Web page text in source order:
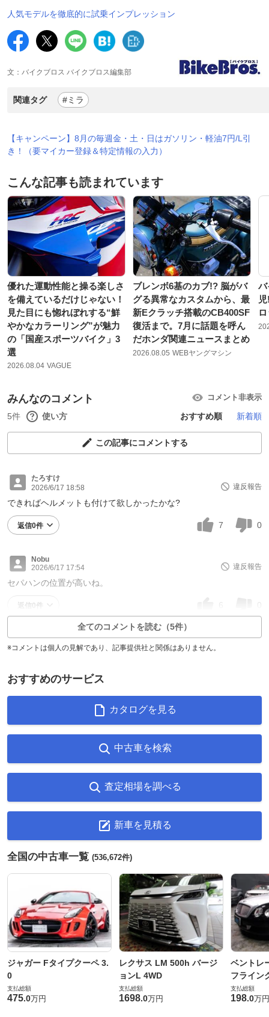
人気モデルを徹底的に試乗インプレッション
文：バイクブロス バイクブロス編集部
関連タグ #ミラ
【キャンペーン】8月の毎週金・土・日はガソリン・軽油7円/L引
き！（要マイカー登録＆特定情報の入力）
こんな記事も読まれています
優れた運動性能と操る楽しさ
を備えているだけじゃない！
見た目にも惚れぼれする“鮮
やかなカラーリング”が魅力
の「国産スポーツバイク」3
選
2026.08.04 VAGUE
ブレンボ6基のカブ!? 脳がバ
グる異常なカスタムから、最
新Eクラッチ搭載のCB400SF
復活まで。7月に話題を呼ん
だホンダ関連ニュースまとめ
2026.08.05 WEBヤングマシン
バ
みんなのコメント コメント非表示
5件 使い方 おすすめ順 新着順
この記事にコメントする
たろすけ
2026/6/17 18:58
違反報告
できればヘルメットも付けて欲しかったかな?
返信0件 7 0
Nobu
2026/6/17 17:54
違反報告
セパハンの位置が高いね。
返信0件
全てのコメントを読む（5件）
※コメントは個人の見解であり、記事提供社と関係はありません。
おすすめのサービス
カタログを見る
中古車を検索
査定相場を調べる
新車を見積る
全国の中古車一覧 (536,672件)
ジャガー Fタイプクーペ 3.
0
支払総額
475.0万円
レクサス LM 500h バージ
ョンL 4WD
支払総額
1698.0万円
ベントレ
フライン
支払総額
198.0万円